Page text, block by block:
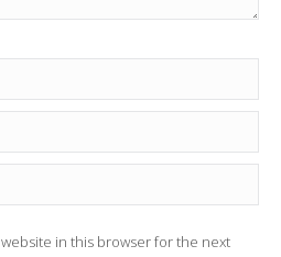
in this browser for the next